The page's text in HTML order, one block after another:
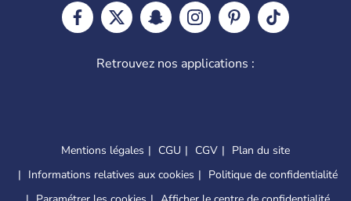
Retrouvez nos applications :
Mentions légales CGU CGV
Plan du site
Informations relatives aux cookies
Politique de confidentialité